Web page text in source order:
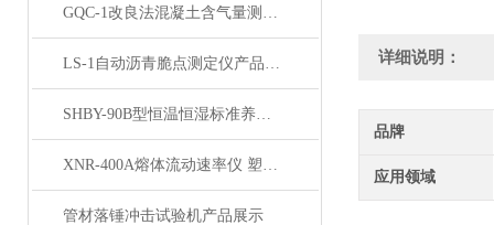
GQC-1改良法混凝土含气量测定仪产品展示
LS-1自动沥青脆点测定仪产品展示
SHBY-90B型恒温恒湿标准养护箱产品展示
XNR-400A熔体流动速率仪 塑料颗粒熔融指数仪展示
管材落锤冲击试验机产品展示
详细说明：
品牌
应用领域